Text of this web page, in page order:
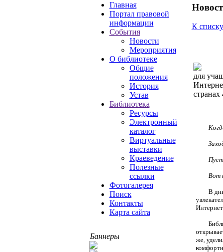
Главная
Портал правовой
информации
События
Новости
Мероприятия
О библиотеке
Общие
положения
История
Устав
Библиотека
Ресурсы
Электронный
каталог
Виртуальные
выставки
Краеведение
Полезные
ссылки
Фотогалерея
Поиск
Контакты
Карта сайта
Баннеры
К
для
странах
Вот
В
же,